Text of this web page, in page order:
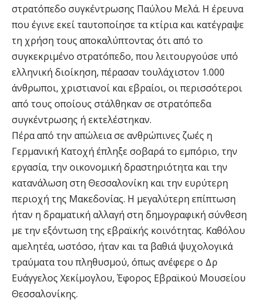
στρατόπεδο συγκέντρωσης Παύλου Μελά. Η έρευνα
που έγινε εκεί ταυτοποίησε τα κτίρια και κατέγραψε
τη χρήση τους αποκαλύπτοντας ότι από το
συγκεκριμένο στρατόπεδο, που λειτουργούσε υπό
ελληνική διοίκηση, πέρασαν τουλάχιστον 1.000
άνθρωποι, χριστιανοί και εβραίοι, οι περισσότεροι
από τους οποίους στάλθηκαν σε στρατόπεδα
συγκέντρωσης ή εκτελέστηκαν.
Πέρα από την απώλεια σε ανθρώπινες ζωές η
Γερμανική Κατοχή έπληξε σοβαρά το εμπόριο, την
εργασία, την οικονομική δραστηριότητα και την
κατανάλωση στη Θεσσαλονίκη και την ευρύτερη
περιοχή της Μακεδονίας. Η μεγαλύτερη επίπτωση
ήταν η δραματική αλλαγή στη δημογραφική σύνθεση
με την εξόντωση της εβραϊκής κοινότητας. Καθόλου
αμελητέα, ωστόσο, ήταν και τα βαθιά ψυχολογικά
τραύματα του πληθυσμού, όπως ανέφερε ο Δρ
Ευάγγελος Χεκίμογλου, Έφορος Εβραϊκού Μουσείου
Θεσσαλονίκης.